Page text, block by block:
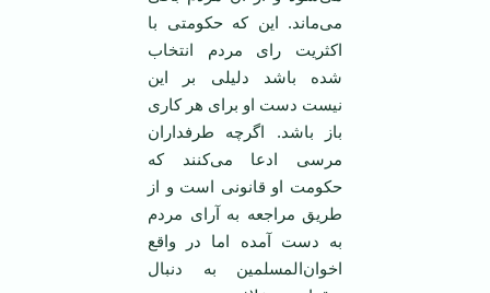
می‌ماند. این که حکومتی با
اکثریت رای مردم انتخاب
شده باشد دلیلی بر این
نیست دست او برای هر کاری
باز باشد. اگرچه طرفداران
مرسی ادعا می‌کنند که
حکومت او قانونی است و از
طریق مراجعه به آرای مردم
به دست آمده اما در واقع
اخوان‌المسلمین به دنبال